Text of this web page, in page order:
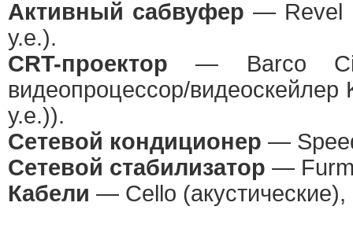
Активный сабвуфер — Revel
у.е.).
CRT-проектор— Barco
видеопроцессор/
у.е.)).
Сетевой кондиционер —
Сетевой стабилизатор —
Кабели — Cello